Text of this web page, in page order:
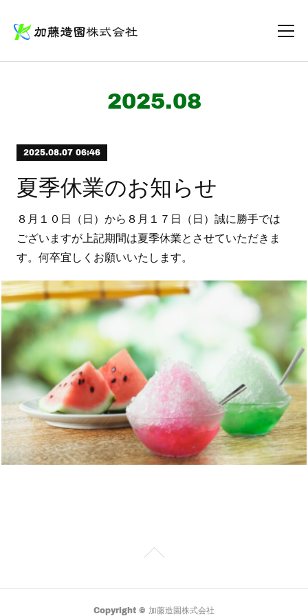
2025.08
2025.08.07 06:46
夏季休業のお知らせ
８月１０日（日）から８月１７日（日）誠に勝手では
ございますが上記期間は夏季休業とさせていただきま
す。何卒宜しくお願いいたします。
Copyright © 加藤造園株式会社